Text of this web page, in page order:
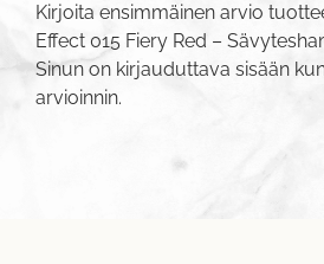
Kirjoita ensimmäinen arvio
Effect 015 Fiery Red –
Sinun on kirjauduttava sisään
arvioinnin.